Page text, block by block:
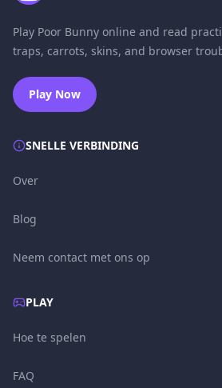
Play Poor Bunny online and read
traps, carrots, skins, and browser
Play Now
SNELLE VERBINDING
Over
Blog
Neem contact met ons op
PLAY
Hoe te spelen
FAQ